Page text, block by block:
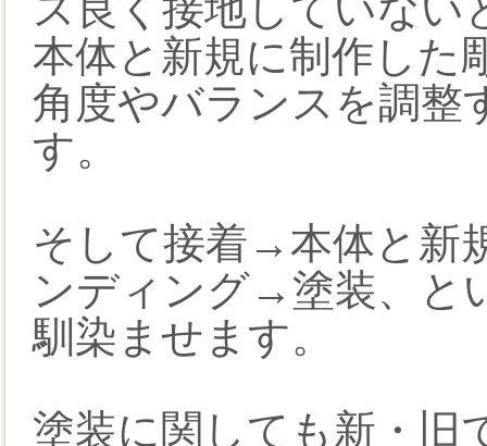
本体と新規に制作した
角度やバランスを調整
す。
そして接着→本体と新
ンディング→塗装、と
馴染ませます。
塗装に関しても新・旧